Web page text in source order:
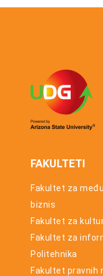
FAKULTETI
Fakultet za
biznis
Fakultet za
Fakultet za
Politehnika
Fakultet pravnih